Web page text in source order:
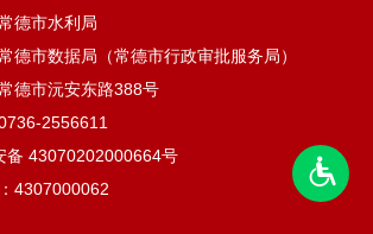
德市水利局
德市数据局（常德市行政审批服务局）
德市沅安东路388号
2556611
备 43070202000664号
4307000062